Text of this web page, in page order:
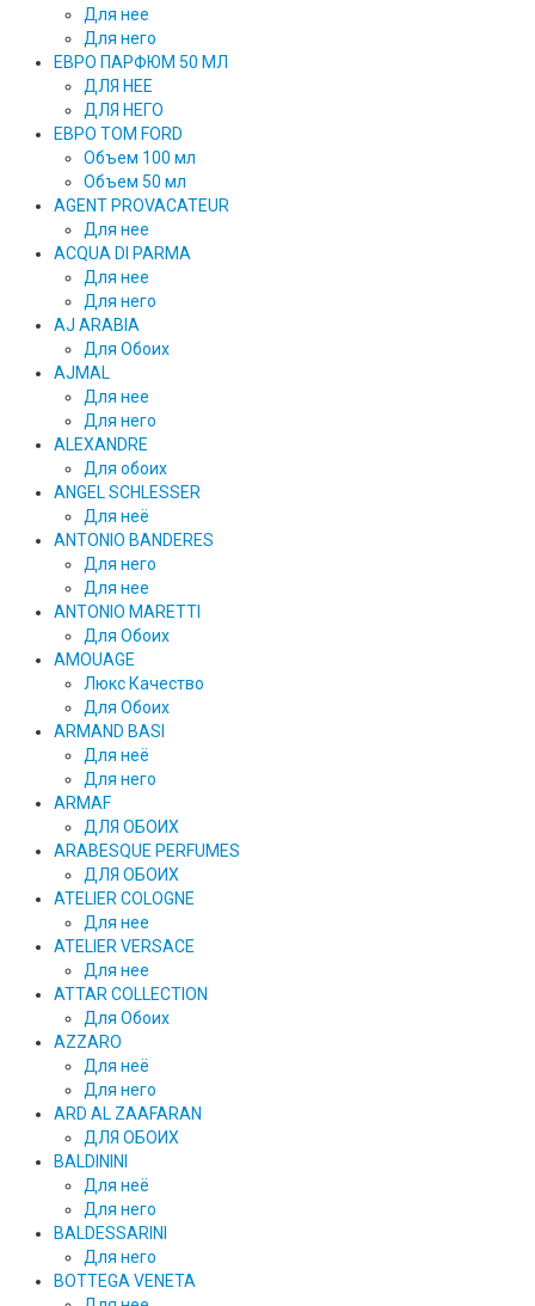
Для нее
Для него
ЕВРО ПАРФЮМ 50 МЛ
ДЛЯ НЕЕ
ДЛЯ НЕГО
ЕВРО TOM FORD
Объем 100 мл
Объем 50 мл
AGENT PROVACATEUR
Для нее
ACQUA DI PARMA
Для нее
Для него
AJ ARABIA
Для Обоих
AJMAL
Для нее
Для него
ALEXANDRE
Для обоих
ANGEL SCHLESSER
Для неё
ANTONIO BANDERES
Для него
Для нее
ANTONIO MARETTI
Для Обоих
AMOUAGE
Люкс Качество
Для Обоих
ARMAND BASI
Для неё
Для него
ARMAF
ДЛЯ ОБОИХ
ARABESQUE PERFUMES
ДЛЯ ОБОИХ
ATELIER COLOGNE
Для нее
ATELIER VERSACE
Для нее
ATTAR COLLECTION
Для Обоих
AZZARO
Для неё
Для него
ARD AL ZAAFARAN
ДЛЯ ОБОИХ
BALDININI
Для неё
Для него
BALDESSARINI
Для него
BOTTEGA VENETA